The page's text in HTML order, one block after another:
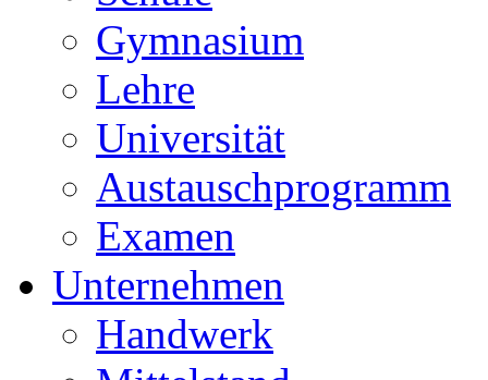
Gymnasium
Lehre
Universität
Austauschprogramm
Examen
Unternehmen
Handwerk